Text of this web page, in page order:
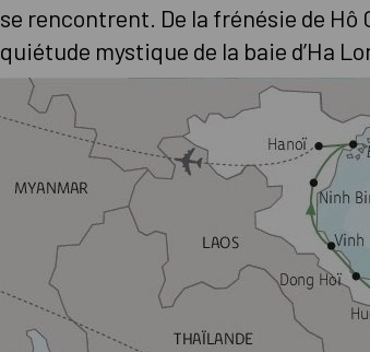
se rencontrent. De la frénésie de
quiétude mystique de la baie d’Ha